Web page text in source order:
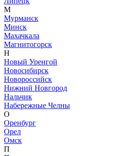
М
Мурманск
Минск
Махачкала
Магнитогорск
Н
Новый Уренгой
Новосибирск
Новороссийск
Нижний Новгород
Нальчик
Набережные Челны
О
Оренбург
Орел
Омск
П